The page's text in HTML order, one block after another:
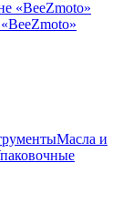
Масла и